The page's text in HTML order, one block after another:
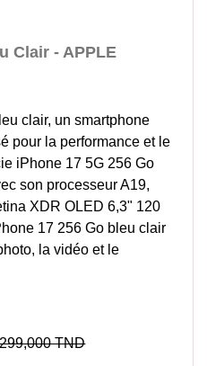
Clair - APPLE
clair, un smartphone
pour la performance et le
iPhone 17 5G 256 Go
son processeur A19,
XDR OLED 6,3" 120
17 256 Go bleu clair
la vidéo et le
TND